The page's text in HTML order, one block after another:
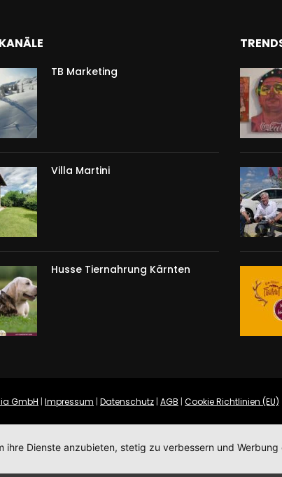
TB Marketing
Villa Martini
Husse Tiernahrung Kärnten
GmbH | Impressum | Datenschutz | AGB | Cookie Richtlinien (EU)
ihre Dienste anzubieten, stetig zu verbessern und